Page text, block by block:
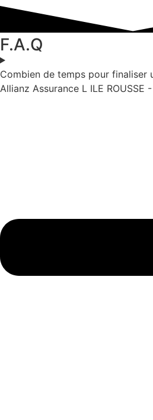
F.A.Q
Combien de temps pour finaliser
Allianz Assurance L ILE ROUSSE